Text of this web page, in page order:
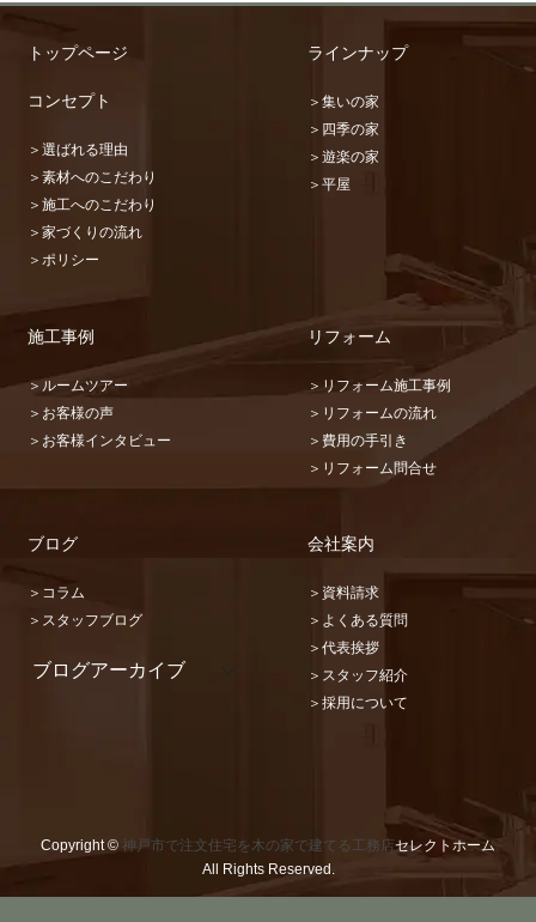
トップページ
コンセプト
＞選ばれる理由
＞素材へのこだわり
＞施工へのこだわり
＞家づくりの流れ
＞ポリシー
ラインナップ
＞集いの家
＞四季の家
＞遊楽の家
＞平屋
施工事例
＞ルームツアー
＞お客様の声
＞お客様インタビュー
リフォーム
＞リフォーム施工事例
＞リフォームの流れ
＞費用の手引き
＞リフォーム問合せ
ブログ
＞コラム
＞スタッフブログ
ブログアーカイブ
2019 (67)
2017 (87)
会社案内
＞資料請求
＞よくある質問
＞代表挨拶
＞スタッフ紹介
＞採用について
Copyright © 神戸市で注文住宅を木の家で建てる工務店セレクトホーム
All Rights Reserved.